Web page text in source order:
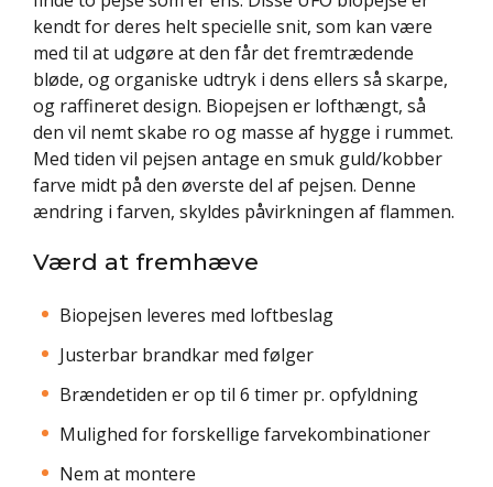
kendt for deres helt specielle snit, som kan være
med til at udgøre at den får det fremtrædende
bløde, og organiske udtryk i dens ellers så skarpe,
og raffineret design. Biopejsen er lofthængt, så
den vil nemt skabe ro og masse af hygge i rummet.
Med tiden vil pejsen antage en smuk guld/kobber
farve midt på den øverste del af pejsen. Denne
ændring i farven, skyldes påvirkningen af flammen.
Værd at fremhæve
Biopejsen leveres med loftbeslag
Justerbar brandkar med følger
Brændetiden er op til 6 timer pr. opfyldning
Mulighed for forskellige farvekombinationer
Nem at montere